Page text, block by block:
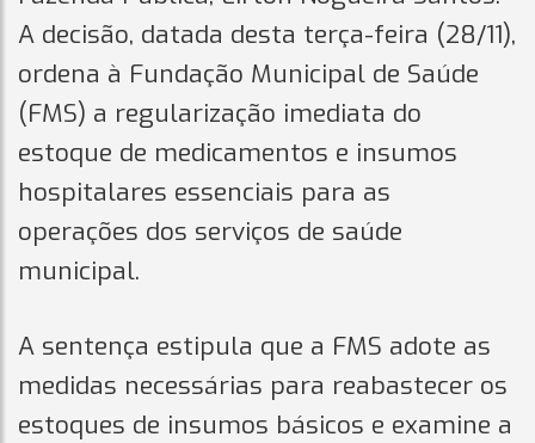
A decisão, datada desta terça-feira (28/11),
ordena à Fundação Municipal de Saúde
(FMS) a regularização imediata do
estoque de medicamentos e insumos
hospitalares essenciais para as
operações dos serviços de saúde
municipal.
A sentença estipula que a FMS adote as
medidas necessárias para reabastecer os
estoques de insumos básicos e examine a